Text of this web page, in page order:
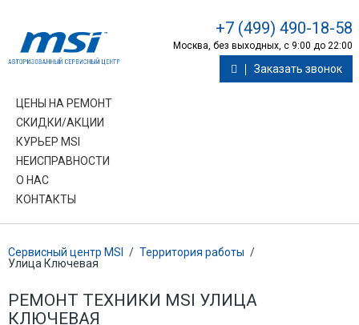
+7 (499) 490-18-58
Москва, без выходных, с 9:00 до 22:00
Заказать звонок
ЦЕНЫ НА РЕМОНТ
СКИДКИ/АКЦИИ
КУРЬЕР MSI
НЕИСПРАВНОСТИ
О НАС
КОНТАКТЫ
Сервисный центр MSI / Территория работы /
Улица Ключевая
РЕМОНТ ТЕХНИКИ MSI УЛИЦА
КЛЮЧЕВАЯ